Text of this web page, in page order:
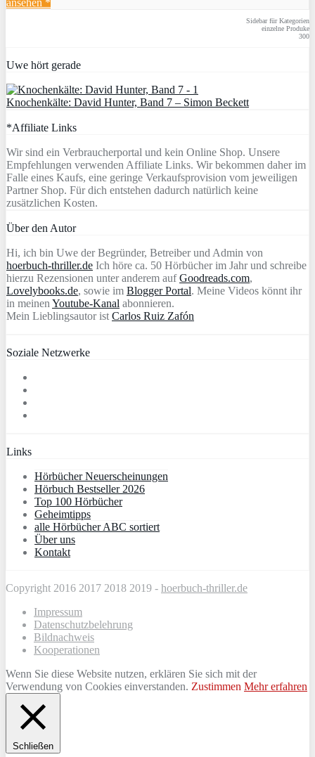
ansehen *
Sidebar für Kategorien
einzelne Produke
300
Uwe hört gerade
Knochenkälte: David Hunter, Band 7 – Simon Beckett
*Affiliate Links
Wir sind ein Verbraucherportal und kein Online Shop. Unsere
Empfehlungen verwenden Affiliate Links. Wir bekommen daher im
Falle eines Kaufs, eine geringe Verkaufsprovision vom jeweiligen
Partner Shop. Für dich entstehen dadurch natürlich keine
zusätzlichen Kosten.
Über den Autor
Hi, ich bin Uwe der Begründer, Betreiber und Admin von
hoerbuch-thriller.de Ich höre ca. 50 Hörbücher im Jahr und schreibe
hierzu Rezensionen unter anderem aufGoodreads.com,
Lovelybooks.de, sowie im Blogger Portal. Meine Videos könnt ihr
in meinen Youtube-Kanal abonnieren.
Mein Lieblingsautor ist Carlos Ruiz Zafón
Soziale Netzwerke
Links
Hörbücher Neuerscheinungen
Hörbuch Bestseller 2026
Top 100 Hörbücher
Geheimtipps
alle Hörbücher ABC sortiert
Über uns
Kontakt
Copyright 2016 2017 2018 2019 - hoerbuch-thriller.de
Impressum
Datenschutzbelehrung
Bildnachweis
Kooperationen
Wenn Sie diese Website nutzen, erklären Sie sich mit der
Verwendung von Cookies einverstanden. Zustimmen Mehr erfahren
Schließen